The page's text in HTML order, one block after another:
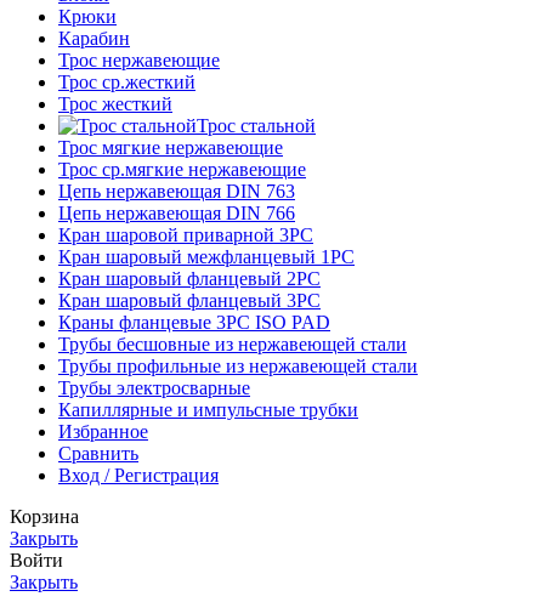
Крюки
Карабин
Трос нержавеющие
Трос ср.жесткий
Трос жесткий
Трос стальной
Трос мягкие нержавеющие
Трос ср.мягкие нержавеющие
Цепь нержавеющая DIN 763
Цепь нержавеющая DIN 766
Кран шаровой приварной 3PC
Кран шаровый межфланцевый 1PC
Кран шаровый фланцевый 2PC
Кран шаровый фланцевый 3PC
Краны фланцевые 3PC ISO PAD
Трубы бесшовные из нержавеющей стали
Трубы профильные из нержавеющей стали
Трубы электросварные
Капиллярные и импульсные трубки
Избранное
Сравнить
Вход / Регистрация
Корзина
Закрыть
Войти
Закрыть